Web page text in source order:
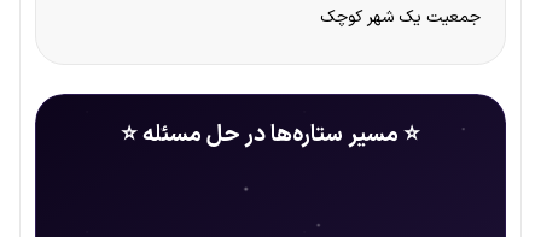
جمعیت یک شهر کوچک
⭐ مسیر ستاره‌ها در حل مسئله ⭐